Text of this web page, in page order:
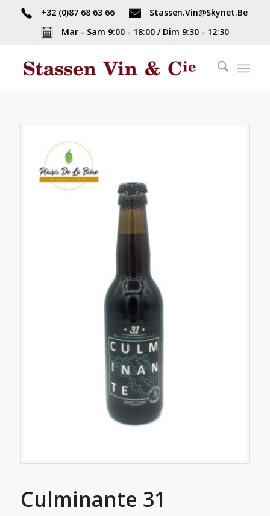
+32 (0)87 68 63 66
Stassen.Vin@Skynet.Be
Mar - Sam 9:00 - 18:00 / Dim 9:30 - 12:30
Culminante 31